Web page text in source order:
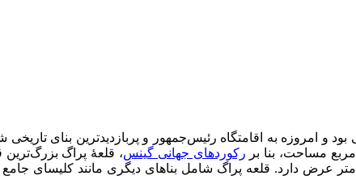
رکوردهای جهانی گینس، قلعهٔ پراگ
۷۰٫۰۰۰ متر مربع را در بَر می‌گیرد و حدود ۵۷۰ متر طول و به‌طور متوسط حدود ۱۳۰ متر عرض دارد. قلعه پراگ